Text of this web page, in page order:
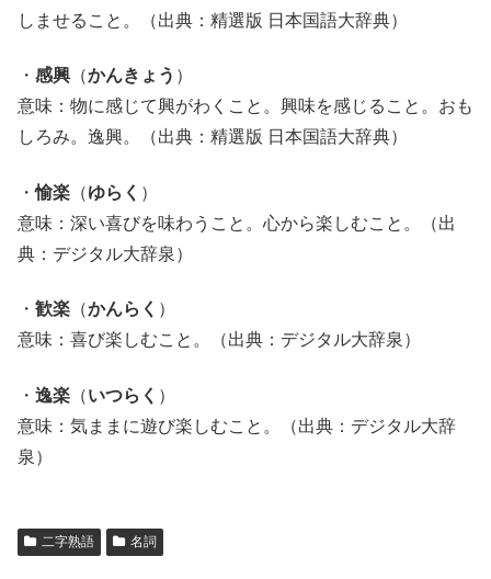
しませること。（出典：精選版 日本国語大辞典）
・ 感興 （かんきょう ）
意味：物に感じて興がわくこと。興味を感じること。おも
しろみ。逸興。（出典：精選版 日本国語大辞典）
・愉楽 （ゆらく ）
意味：深い喜びを味わうこと。心から楽しむこと。（出
典：デジタル大辞泉）
・ 歓楽 （かんらく ）
意味：喜び楽しむこと。（出典：デジタル大辞泉）
・ 逸楽 （いつらく ）
意味：気ままに遊び楽しむこと。（出典：デジタル大辞
泉）
二字熟語 名詞